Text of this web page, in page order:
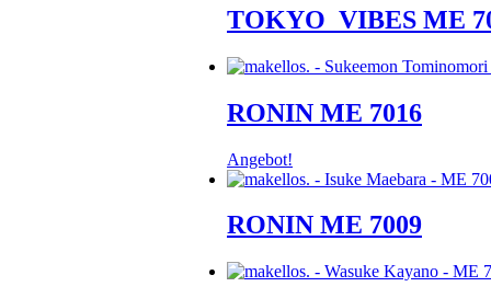
TOKYO_VIBES ME
RONIN ME 7016
Angebot!
RONIN ME 7009